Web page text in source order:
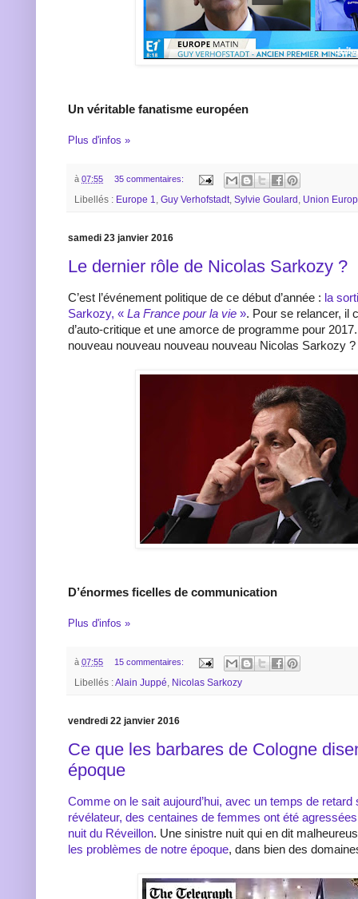
Un véritable fanatisme européen
Plus d'infos »
à 07:55 35 commentaires:
Libellés : Europe 1 Guy Verhofstadt, Sylvie Goulard Union
samedi 23 janvier 2016
Le dernier rôle de Nicolas Sarkozy ?
C’est l’événement politique de ce début d’année : la
Sarkozy, « La France pour la vie ». Pour se relancer, il
d’auto-critique et une amorce de programme pour
nouveau nouveau nouveau nouveau Nicolas Sarkozy ?
D’énormes ficelles de communication
Plus d'infos »
à 07:55 15 commentaires:
Libellés :Alain Juppé Nicolas Sarkozy
vendredi 22 janvier 2016
Ce que les barbares de Cologne
époque
Comme on le sait aujourd’hui, avec un temps de retard
révélateur, des centaines de femmes ont été
nuit du Réveillon. Une sinistre nuit qui en dit
les problèmes de notre époque, dans bien des